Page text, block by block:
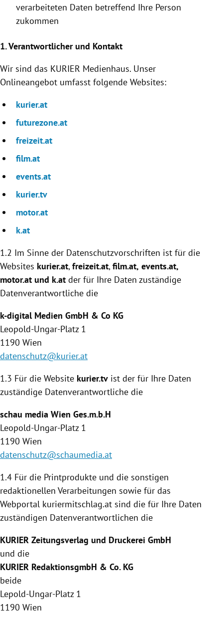
verarbeiteten Daten betreffend Ihre Person
zukommen
1. Verantwortlicher und Kontakt
Wir sind das KURIER Medienhaus. Unser
Onlineangebot umfasst folgende Websites:
kurier.at
futurezone.at
freizeit.at
film.at
events.at
kurier.tv
motor.at
k.at
1.2 Im Sinne der Datenschutzvorschriften ist für die
Websites kurier.at, freizeit.at, film.at, events.at,
motor.at und k.at der für Ihre Daten zuständige
Datenverantwortliche die
k-digital Medien GmbH & Co KG
Leopold-Ungar-Platz 1
1190 Wien
datenschutz@kurier.at
1.3 Für die Website kurier.tv ist der für Ihre Daten
zuständige Daten­verantwortliche die
schau media Wien Ges.m.b.H
Leopold-Ungar-Platz 1
1190 Wien
datenschutz@schaumedia.at
1.4 Für die Printprodukte und die sonstigen
redaktionellen Verarbeitungen sowie für das
Webportal kuriermitschlag.at sind die für Ihre Daten
zuständigen Datenverantwortlichen die
KURIER Zeitungsverlag und Druckerei GmbH
und die
KURIER RedaktionsgmbH & Co. KG
beide
Lepold-Ungar-Platz 1
1190 Wien